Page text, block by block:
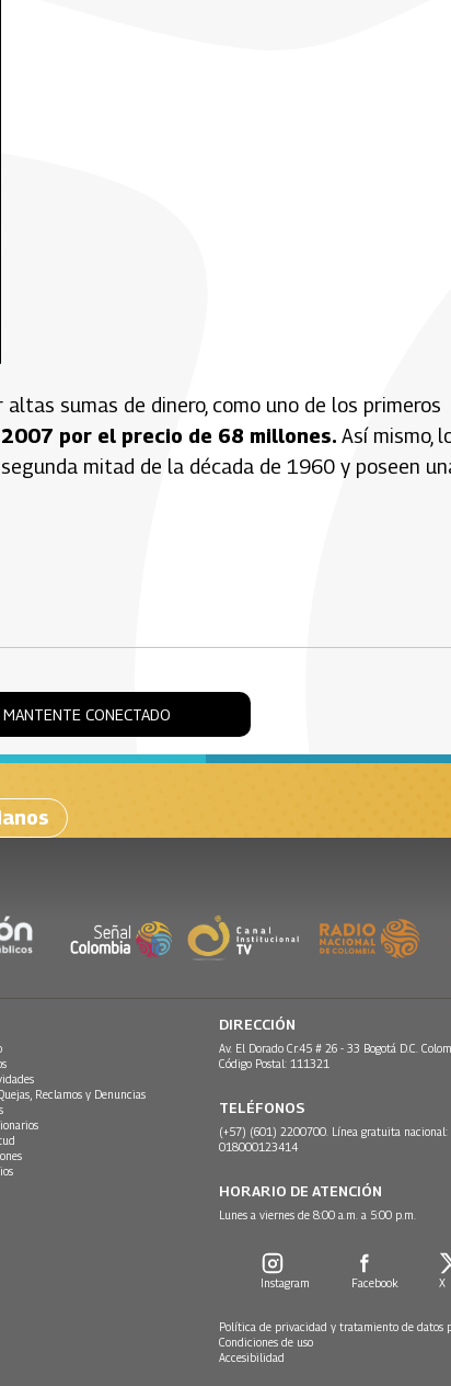
sumas de dinero, como uno de los primeros
por el precio de 68 millones. Así mismo,
mitad de la década de 1960 y poseen
CONECTADO
Reclamos y Denuncias
DIRECCIÓN
Av. El Dorado Cr.45 # 26 - 33 Bogotá D.C.
Código Postal: 111321
TELÉFONOS
(+57) (601) 2200700. Línea gratuita nacional:
018000123414
HORARIO DE ATENCIÓN
Lunes a viernes de 8:00 a.m. a 5:00 p.m.
Instagram Facebook X
Política de privacidad y tratamiento de datos
Condiciones de uso
Accesibilidad